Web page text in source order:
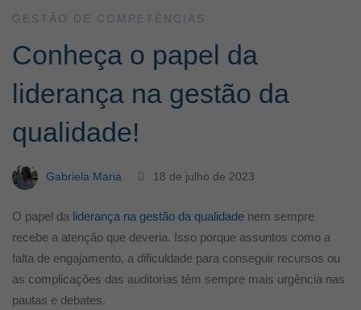
liderança
na
gestão
da
qualidade!
GESTÃO DE COMPETÊNCIAS
Conheça o papel da
liderança na gestão da
qualidade!
Gabriela Maria 18 de julho de 2023
O papel da liderança na gestão da qualidade nem sempre
recebe a atenção que deveria. Isso porque assuntos como a
falta de engajamento, a dificuldade para conseguir recursos ou
as complicações das auditorias têm sempre mais urgência nas
pautas e debates.